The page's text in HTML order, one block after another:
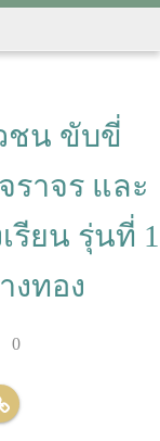
ชน ขับขี่
ราจร และ
รียน รุ่นที่ 1
งทอง
0